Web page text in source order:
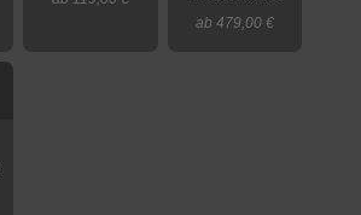
ab 479,00 €